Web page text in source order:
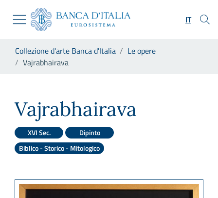
Skip to Main Content
Vai al sito istituzionale
Vai al menu di navigazione
Vai alla ricerca
Vai al footer
IT
Collezione d'arte Banca d'Italia
Le opere
Vajrabhairava
Vajrabhairava
XVI Sec.
Dipinto
Biblico - Storico - Mitologico